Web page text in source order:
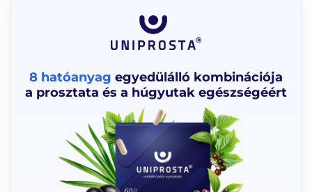
8 hatóanyag egyedülálló kombinációja
a prosztata és a húgyutak egészségéért